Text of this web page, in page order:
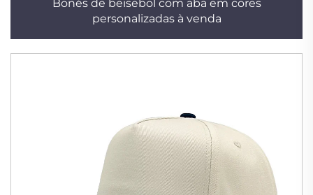
Bonés de beisebol com aba em cores
personalizadas à venda